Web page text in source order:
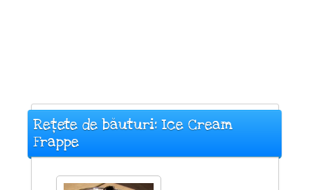
Rețete de băuturi: Ice Cream
Frappe